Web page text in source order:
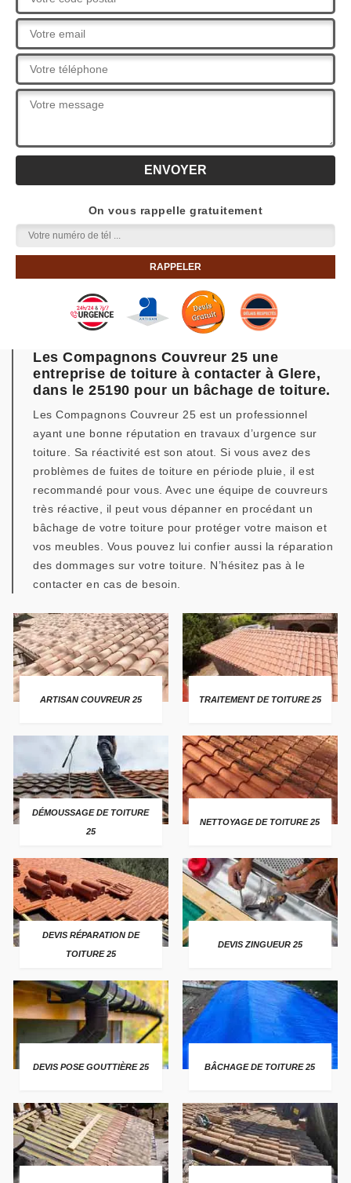
On vous rappelle gratuitement
Les Compagnons Couvreur 25 une
entreprise de toiture à contacter à Glere,
dans le 25190 pour un bâchage de toiture.
Les Compagnons Couvreur 25 est un professionnel
ayant une bonne réputation en travaux d’urgence sur
toiture. Sa réactivité est son atout. Si vous avez des
problèmes de fuites de toiture en période pluie, il est
recommandé pour vous. Avec une équipe de couvreurs
très réactive, il peut vous dépanner en procédant un
bâchage de votre toiture pour protéger votre maison et
vos meubles. Vous pouvez lui confier aussi la réparation
des dommages sur votre toiture. N’hésitez pas à le
contacter en cas de besoin.
ARTISAN COUVREUR 25 TRAITEMENT DE TOITURE 25
DÉMOUSSAGE DE TOITURE
25
NETTOYAGE DE TOITURE 25
DEVIS RÉPARATION DE
TOITURE 25
DEVIS ZINGUEUR 25
DEVIS POSE GOUTTIÈRE 25 BÂCHAGE DE TOITURE 25